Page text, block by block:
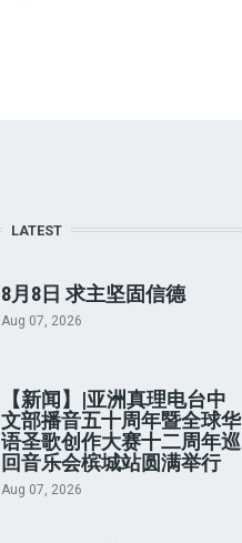
LATEST
8月8日 求主坚固信德
Aug 07, 2026
【新闻】|亚洲真理电台中
文部播音五十周年暨全球华
语圣歌创作大赛十二周年巡
回音乐会槟城站圆满举行
Aug 07, 2026